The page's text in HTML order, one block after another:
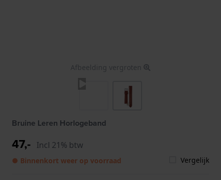
Afbeelding vergroten
Bruine Leren Horlogeband
47,- Incl 21% btw
● Binnenkort weer op voorraad Vergelijk